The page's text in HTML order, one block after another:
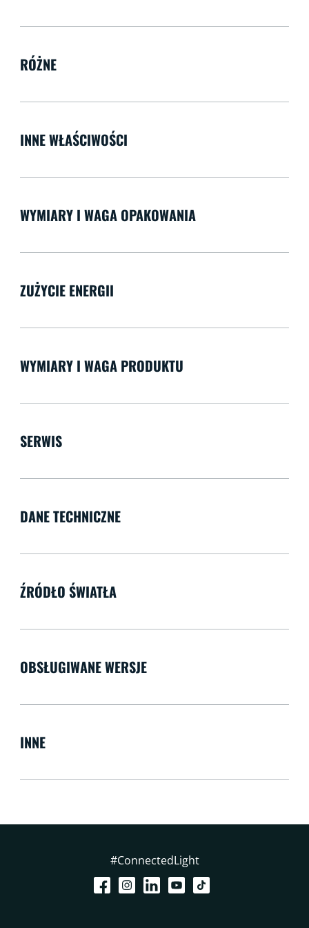
RÓŻNE
INNE WŁAŚCIWOŚCI
WYMIARY I WAGA OPAKOWANIA
ZUŻYCIE ENERGII
WYMIARY I WAGA PRODUKTU
SERWIS
DANE TECHNICZNE
ŹRÓDŁO ŚWIATŁA
OBSŁUGIWANE WERSJE
INNE
#ConnectedLight